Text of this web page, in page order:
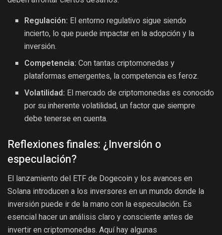
Regulación: El entorno regulativo sigue siendo
incierto, lo que puede impactar en la adopción y la
inversión.
Competencia: Con tantas criptomonedas y
plataformas emergentes, la competencia es feroz.
Volatilidad: El mercado de criptomonedas es conocido
por su inherente volatilidad, un factor que siempre
debe tenerse en cuenta.
Reflexiones finales: ¿Inversión o
especulación?
El lanzamiento del ETF de Dogecoin y los avances en
Solana introducen a los inversores en un mundo donde la
inversión puede ir de la mano con la especulación. Es
esencial hacer un análisis claro y consciente antes de
invertir en criptomonedas. Aquí hay algunas